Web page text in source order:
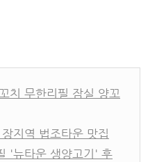
치 무한리필 잠실 양꼬
지역 법조타운 맛집
'뉴타운 생양고기' 후